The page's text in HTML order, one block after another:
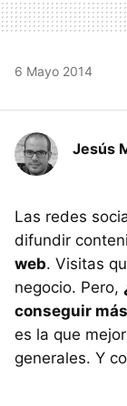
6 Mayo 2014
Jesús
Las redes
difundir
web. Visitas
negocio. Pero,
conseguir
es la que
generales. Y